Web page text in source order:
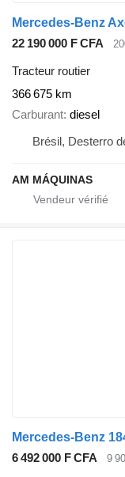
Mercedes-Benz
22 190 000 F CFA
Tracteur routier
366 675 km
Carburant diesel
Brésil, Desterro
AM MÁQUINAS
Mercedes-Benz
6 492 000 F CFA
9